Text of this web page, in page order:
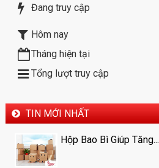
Đang truy cập
Hôm nay
Tháng hiện tại
Tổng lượt truy cập
TIN MỚI NHẤT
Hộp Bao Bì Giúp Tăng...